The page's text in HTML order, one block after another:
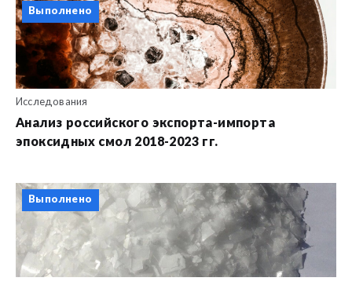
Выполнено
Исследования
Анализ российского экспорта-импорта
эпоксидных смол 2018-2023 гг.
Выполнено